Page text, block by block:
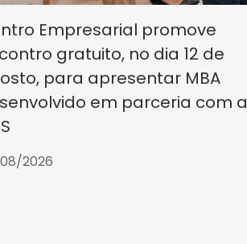
Empresarial promove
gratuito, no dia 12 de
para apresentar MBA
em parceria com a
2026